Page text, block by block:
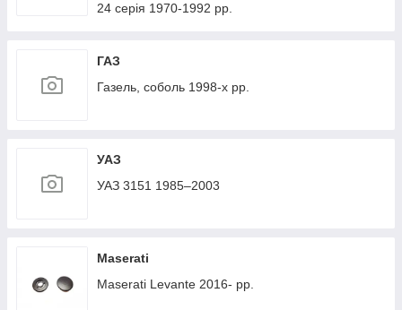
24 серія 1970-1992 рр.
ГАЗ
Газель, соболь 1998-х рр.
УАЗ
УАЗ 3151 1985–2003
Maserati
Maserati Levante 2016- рр.